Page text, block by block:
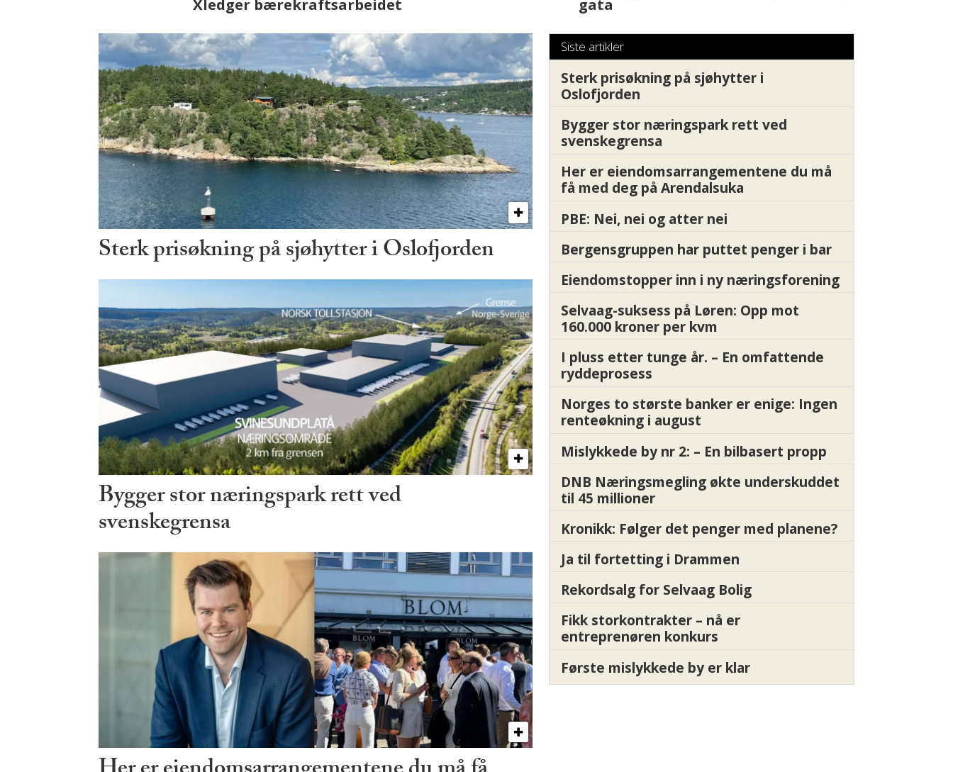
ser vi på fremtiden
Sterk prisøkning på sjøhytter i Oslofjorden
Bygger stor næringspark rett ved
svenskegrensa
Siste artikler
Sterk prisøkning på sjøhytter i
Oslofjorden
Bygger stor næringspark rett ved
svenskegrensa
Her er eiendomsarrangementene du må
få med deg på Arendalsuka
PBE: Nei, nei og atter nei
Bergensgruppen har puttet penger i bar
Eiendomstopper inn i ny næringsforening
Selvaag-suksess på Løren: Opp mot
160.000 kroner per kvm
I pluss etter tunge år. – En omfattende
ryddeprosess
Norges to største banker er enige: Ingen
renteøkning i august
Mislykkede by nr 2: – En bilbasert propp
DNB Næringsmegling økte underskuddet
til 45 millioner
Kronikk: Følger det penger med planene?
Ja til fortetting i Drammen
Rekordsalg for Selvaag Bolig
Fikk storkontrakter – nå er
entreprenøren konkurs
Første mislykkede by er klar